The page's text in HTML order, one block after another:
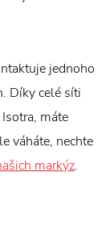
jednoho
Díky celé síti
máte
váháte, nechte
markýz.